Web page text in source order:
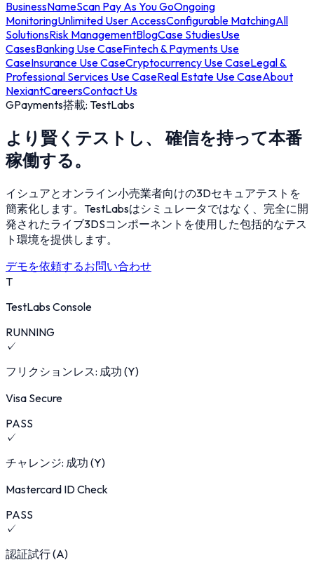
BusinessNameScan Pay As You GoOngoing
MonitoringUnlimited User AccessConfigurable MatchingAll
SolutionsRisk ManagementBlogCase StudiesUse
CasesBanking Use CaseFintech & Payments Use
CaseInsurance Use CaseCryptocurrency Use CaseLegal &
Professional Services Use CaseReal Estate Use CaseAbout
NexiantCareersContact Us
GPayments搭載: TestLabs
より賢くテストし、
確信を持って本番
稼働する。
イシュアとオンライン小売業者向けの3Dセキュアテストを
簡素化します。TestLabsはシミュレータではなく、完全に開
発されたライブ3DSコンポーネントを使用した包括的なテス
ト環境を提供します。
デモを依頼するお問い合わせ
T
TestLabs Console
RUNNING
✓
フリクションレス: 成功 (Y)
Visa Secure
PASS
✓
チャレンジ: 成功 (Y)
Mastercard ID Check
PASS
✓
認証試行 (A)